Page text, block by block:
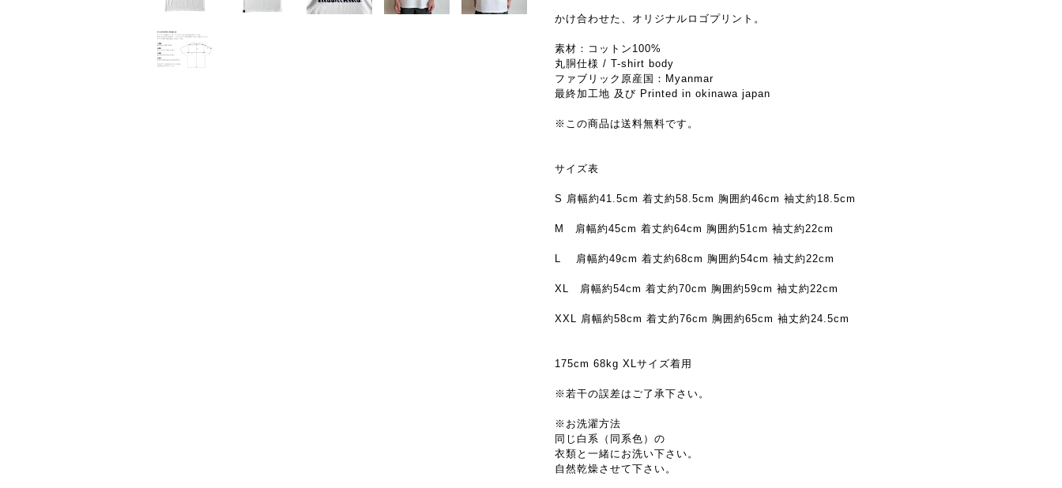
かけ合わせた、オリジナルロゴプリント。
素材：コットン100%
丸胴仕様 / T-shirt body
ファブリック原産国：Myanmar
最終加工地 及び Printed in okinawa japan
※この商品は送料無料です。
サイズ表
S 肩幅約41.5cm 着丈約58.5cm 胸囲約46cm 袖丈約18.5cm
M 肩幅約45cm 着丈約64cm 胸囲約51cm 袖丈約22cm
L 肩幅約49cm 着丈約68cm 胸囲約54cm 袖丈約22cm
XL 肩幅約54cm 着丈約70cm 胸囲約59cm 袖丈約22cm
XXL 肩幅約58cm 着丈約76cm 胸囲約65cm 袖丈約24.5cm
175cm 68kg XLサイズ着用
※若干の誤差はご了承下さい。
※お洗濯方法
同じ白系（同系色）の
衣類と一緒にお洗い下さい。
自然乾燥させて下さい。